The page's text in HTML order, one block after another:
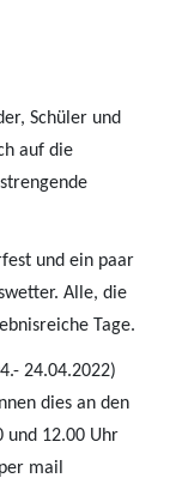
Schüler und
auf die
und ein paar
Alle, die
Tage.
24.04.2022)
dies an den
und 12.00 Uhr
mail